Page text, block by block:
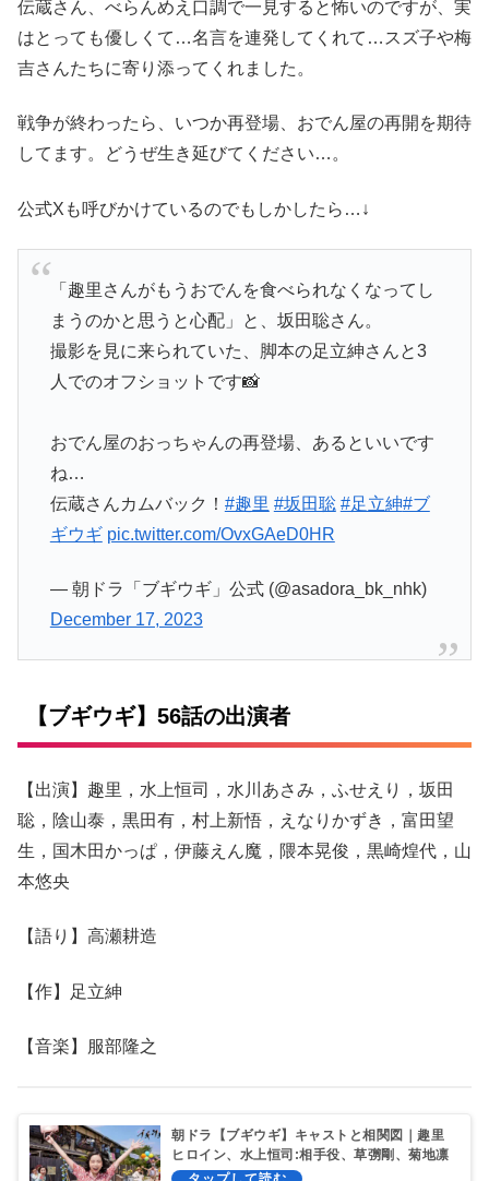
伝蔵さん、べらんめえ口調で一見すると怖いのですが、実
はとっても優しくて…名言を連発してくれて…スズ子や梅
吉さんたちに寄り添ってくれました。
戦争が終わったら、いつか再登場、おでん屋の再開を期待
してます。どうぜ生き延びてください…。
公式Xも呼びかけているのでもしかしたら…↓
「趣里さんがもうおでんを食べられなくなってし
まうのかと思うと心配」と、坂田聡さん。
撮影を見に来られていた、脚本の足立紳さんと3
人でのオフショットです📸
おでん屋のおっちゃんの再登場、あるといいです
ね…
伝蔵さんカムバック！ #趣里 #坂田聡 #足立紳#ブ
ギウギ pic.twitter.com/OvxGAeD0HR
— 朝ドラ「ブギウギ」公式 (@asadora_bk_nhk)
December 17, 2023
【ブギウギ】56話の出演者
【出演】趣里，水上恒司，水川あさみ，ふせえり，坂田
聡，陰山泰，黒田有，村上新悟，えなりかずき，富田望
生，国木田かっぱ，伊藤えん魔，隈本晃俊，黒崎煌代，山
本悠央
【語り】高瀬耕造
【作】足立紳
【音楽】服部隆之
朝ドラ【ブギウギ】キャストと相関図｜趣里
ヒロイン、水上恒司:相手役、草彅剛、菊地凛
子ら豪華出演！